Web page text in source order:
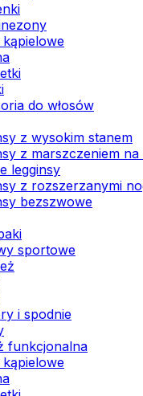
kąpielowe
do włosów
z wysokim stanem
z marszczeniem
legginsy
z rozszerzanymi
bezszwowe
sportowe
i spodnie
funkcjonalna
kąpielowe